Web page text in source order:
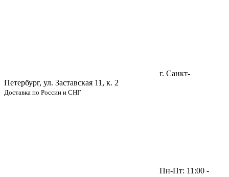
г. Санкт-
Петербург, ул. Заставская 11, к. 2
Доставка по России и СНГ
Пн-Пт: 11:00 -